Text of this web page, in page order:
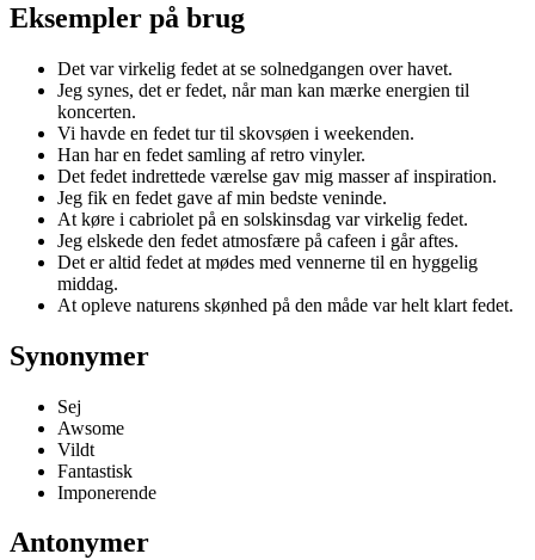
Eksempler på brug
Det var virkelig fedet at se solnedgangen over havet.
Jeg synes, det er fedet, når man kan mærke energien til
koncerten.
Vi havde en fedet tur til skovsøen i weekenden.
Han har en fedet samling af retro vinyler.
Det fedet indrettede værelse gav mig masser af inspiration.
Jeg fik en fedet gave af min bedste veninde.
At køre i cabriolet på en solskinsdag var virkelig fedet.
Jeg elskede den fedet atmosfære på cafeen i går aftes.
Det er altid fedet at mødes med vennerne til en hyggelig
middag.
At opleve naturens skønhed på den måde var helt klart fedet.
Synonymer
Sej
Awsome
Vildt
Fantastisk
Imponerende
Antonymer